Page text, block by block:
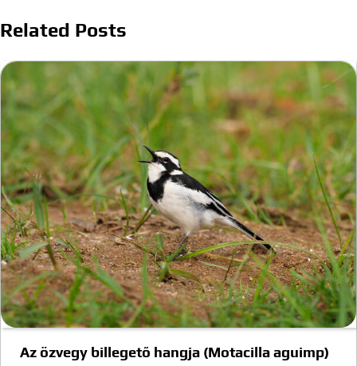
Related Posts
Az özvegy billegető hangja (Motacilla aguimp)